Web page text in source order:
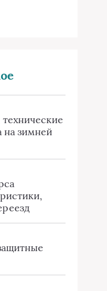
на зимней